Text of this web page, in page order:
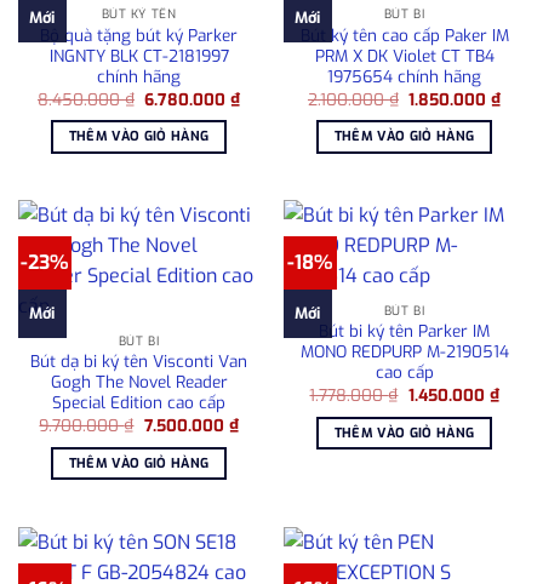
Mới BÚT KÝ TÊN
Bộ quà tặng bút ký Parker
INGNTY BLK CT-2181997
chính hãng
8.450.000₫ Giá
là:
8.450.000 ₫.
6.780.000₫Giá
hiện
6.780.000 ₫.
THÊM VÀO GIỎ HÀNG
Mới BÚT BI
Bút ký tên cao cấp Paker IM
PRM X DK Violet CT TB4
1975654 chính hãng
2.100.000₫ Giá
là:
2.100.000 ₫.
1.850.000₫Giá
hiện
THÊM VÀO GIỎ HÀNG
-23%
Mới
BÚT BI
Bút dạ bi ký tên Visconti Van
Gogh The Novel Reader
Special Edition cao cấp
9.700.000₫ Giá
là:
9.700.000 ₫.
7.500.000 ₫Giá
hiện
THÊM VÀO GIỎ HÀNG
-18%
Mới BÚT BI
Bút bi ký tên Parker IM
MONO REDPURP M-2190514
cao cấp
1.778.000₫ Giá
là:
1.778.000 ₫.
1.450.000 ₫Giá
hiện
THÊM VÀO GIỎ HÀNG